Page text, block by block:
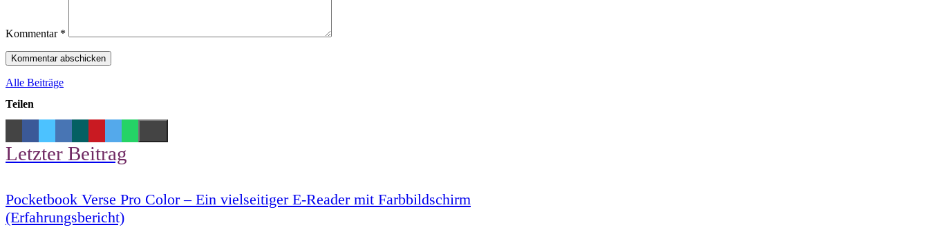
Kommentar *
Alle Beiträge
Teilen
Letzter Beitrag
Pocketbook Verse Pro Color – Ein vielseitiger E-Reader mit Farbbildschirm
(Erfahrungsbericht)